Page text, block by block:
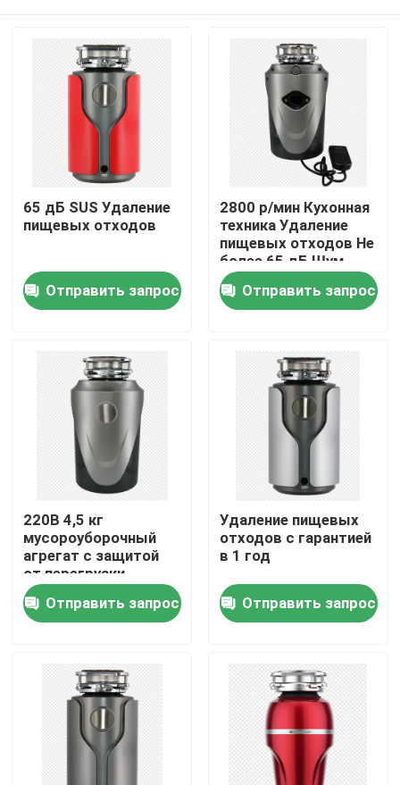
VR - шоу
О Компании
Наша фабрика
контроль качества
контактные данные
Отправить запрос
Коммерчески машина судомойки
Судомойка транспортера шкафа
65 дБ SUS Удаление
пищевых отходов
Отправить запрос
2800 р/мин Кухонная
техника Удаление
пищевых отходов Не
более 65 дБ Шум
Отправить запрос
220В 4,5 кг
мусороуборочный
агрегат с защитой
от перегрузки
фланца раковины
SUSОтправить запрос
Удаление пищевых
отходов с гарантией
в 1 год
Отправить запрос